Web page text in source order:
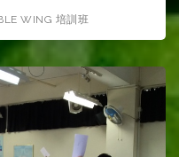
WING 培訓班